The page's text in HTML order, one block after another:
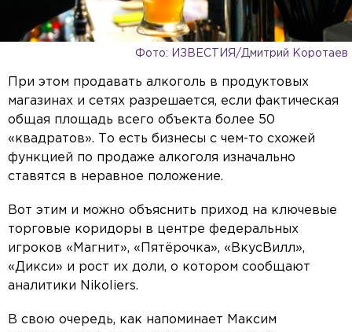
Фото: ИЗВЕСТИЯ/Дмитрий Коротаев
При этом продавать алкоголь в продуктовых
магазинах и сетях разрешается, если фактическая
общая площадь всего объекта более 50
«квадратов». То есть бизнесы с чем-то схожей
функцией по продаже алкоголя изначально
ставятся в неравное положение.
Вот этим и можно объяснить приход на ключевые
торговые коридоры в центре федеральных
игроков «Магнит», «Пятёрочка», «ВкусВилл»,
«Дикси» и рост их доли, о котором сообщают
аналитики Nikoliers.
В свою очередь, как напоминает Максим